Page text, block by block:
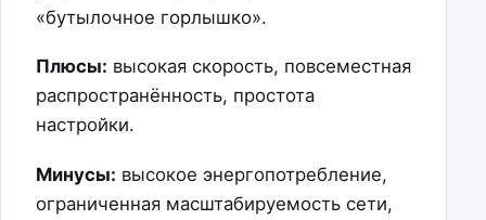
«бутылочное горлышко».
Плюсы: высокая скорость, повсеместная
распространённость, простота
настройки.
Минусы: высокое энергопотребление,
ограниченная масштабируемость сети,